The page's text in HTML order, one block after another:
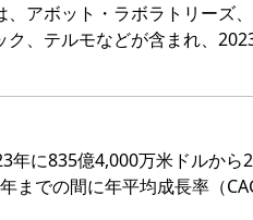
アボット・ラボラトリーズ
、テルモなどが含まれ、
年に835億4,000万米ドルか
での間に年平均成長率（